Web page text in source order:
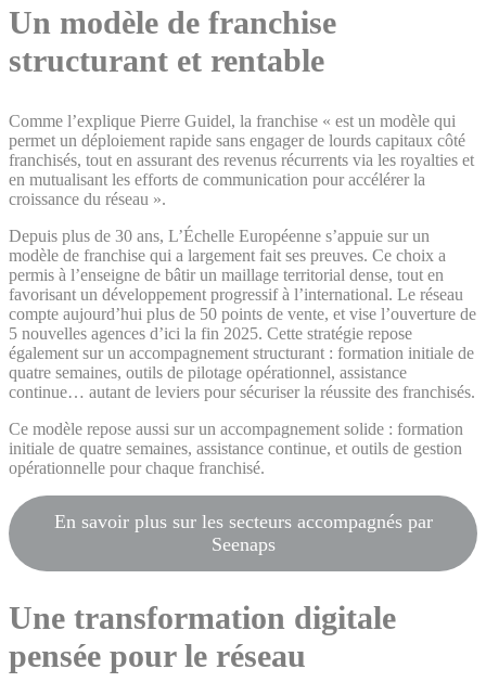
Un modèle de franchise
structurant et rentable
Comme l’explique Pierre Guidel, la franchise « est un modèle qui
permet un déploiement rapide sans engager de lourds capitaux côté
franchisés, tout en assurant des revenus récurrents via les royalties et
en mutualisant les efforts de communication pour accélérer la
croissance du réseau ».
Depuis plus de 30 ans, L’Échelle Européenne s’appuie sur un
modèle de franchise qui a largement fait ses preuves. Ce choix a
permis à l’enseigne de bâtir un maillage territorial dense, tout en
favorisant un développement progressif à l’international. Le réseau
compte aujourd’hui plus de 50 points de vente, et vise l’ouverture de
5 nouvelles agences d’ici la fin 2025. Cette stratégie repose
également sur un accompagnement structurant : formation initiale de
quatre semaines, outils de pilotage opérationnel, assistance
continue… autant de leviers pour sécuriser la réussite des franchisés.
Ce modèle repose aussi sur un accompagnement solide : formation
initiale de quatre semaines, assistance continue, et outils de gestion
opérationnelle pour chaque franchisé.
En savoir plus sur les secteurs accompagnés par
Seenaps
Une transformation digitale
pensée pour le réseau